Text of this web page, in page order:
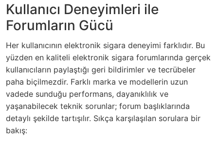
Kullanıcı Deneyimleri ile
Forumların Gücü
Her kullanıcının elektronik sigara deneyimi farklıdır. Bu
yüzden en kaliteli elektronik sigara forumlarında gerçek
kullanıcıların paylaştığı geri bildirimler ve tecrübeler
paha biçilmezdir. Farklı marka ve modellerin uzun
vadede sunduğu performans, dayanıklılık ve
yaşanabilecek teknik sorunlar; forum başlıklarında
detaylı şekilde tartışılır. Sıkça karşılaşılan sorulara bir
bakış: